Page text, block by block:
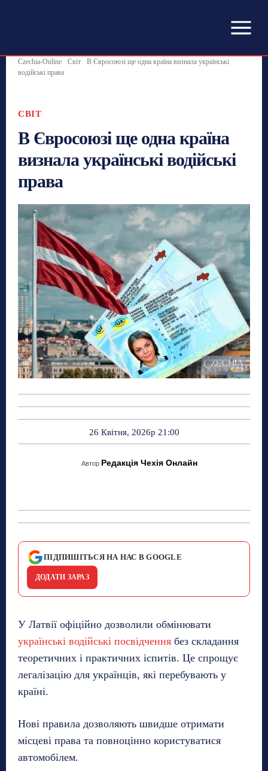
Czechia-Online Світ
В Євросоюзі ще одна країна визнала українські
водійські права
СВІТ
В Євросоюзі ще одна країна
визнала українські водійські
права
26 Квітня, 2026р 21:00
Автор Редакція Чехія Онлайн
ПІДПИШІТЬСЯ НА НАС В GOOGLE
ДОДАТИ ЗАРАЗ
У Латвії офіційно дозволили обмінювати
українські водійські посвідчення без складання
теоретичних і практичних іспитів. Це спрощує
легалізацію для українців, які перебувають у
країні.
Нові правила дозволяють швидше отримати
місцеві права та повноцінно користуватися
автомобілем.